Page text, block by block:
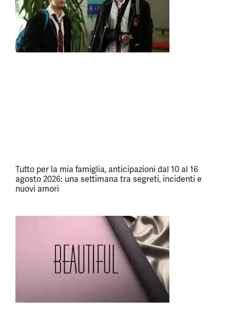
Tutto per la mia famiglia, anticipazioni dal 10 al 16
agosto 2026: una settimana tra segreti, incidenti e
nuovi amori